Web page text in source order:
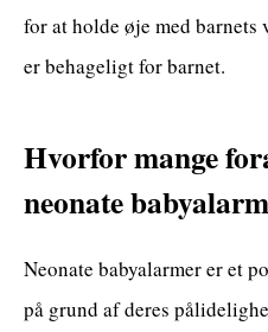
for at holde øje med
er behageligt for barnet.
Hvorfor mange
neonate
Neonate babyalarmer er et
på grund af deres